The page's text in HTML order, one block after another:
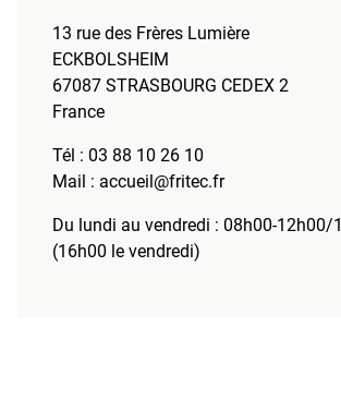
13 rue des Frères Lumière
ECKBOLSHEIM
67087 STRASBOURG CEDEX 2
France
Tél : 03 88 10 26 10
Mail : accueil@fritec.fr
Du lundi au vendredi : 08h00-12h00/
(16h00 le vendredi)